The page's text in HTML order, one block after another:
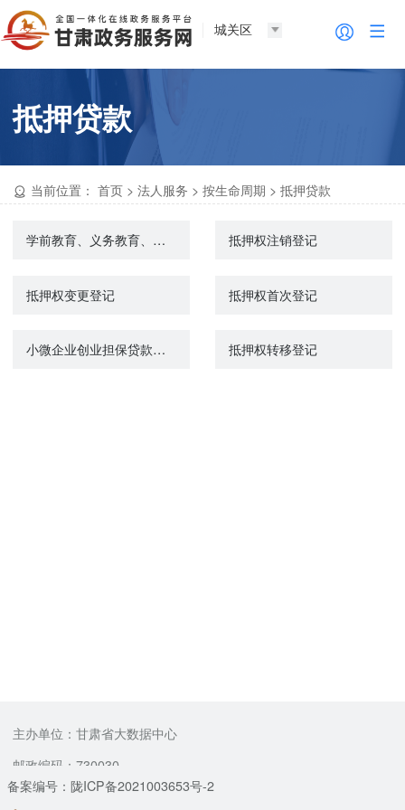
城关区
抵押贷款
当前位置： 首页 >法人服务 >按生命周期 >抵押贷款
学前教育、义务教育、高中阶段教育、高等教育学生资助（奖助学）管理工作（不含生源地信用助学贷款） 抵押权注销登记
抵押权变更登记 抵押权首次登记
小微企业创业担保贷款申请 抵押权转移登记
主办单位：甘肃省大数据中心
邮政编码：730030
备案编号：陇ICP备2021003653号-2